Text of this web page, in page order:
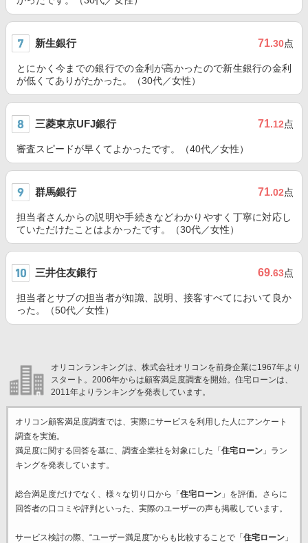
新生銀行 71.30点
とにかく今までの銀行での金利が高かったので新生銀行の金利
が低くてありがたかった。（30代／女性）
三菱東京UFJ銀行 71.12点
審査スピードが早くてよかったです。（40代／女性）
群馬銀行 71.02点
担当者さんからの説明や手続きなどわかりやすく丁寧に対応し
ていただけたことはよかったです。（30代／女性）
三井住友銀行 69.63点
担当者とサブの担当者が知識、説明、接客すべてにおいて良か
った。（50代／女性）
オリコンランキングは、株式会社オリコンを前身企業に1967年より
スタート。2006年からは顧客満足度調査を開始。住宅ローンは、
2011年よりランキングを発表しています。
オリコン顧客満足度調査では、実際にサービスを利用した 人にアンケート
調査を実施。
満足度に関する回答を基に、調査企業社を対象にした「 住宅ローン」ラン
キングを発表しています。
総合満足度だけでなく、様々な切り口から「 住宅ローン」を評価。さらに
回答者の口コミや評判といった、実際のユーザーの声も掲載しています。
サービス検討の際、“ユーザー満足度”からも比較することで「 住宅ローン」